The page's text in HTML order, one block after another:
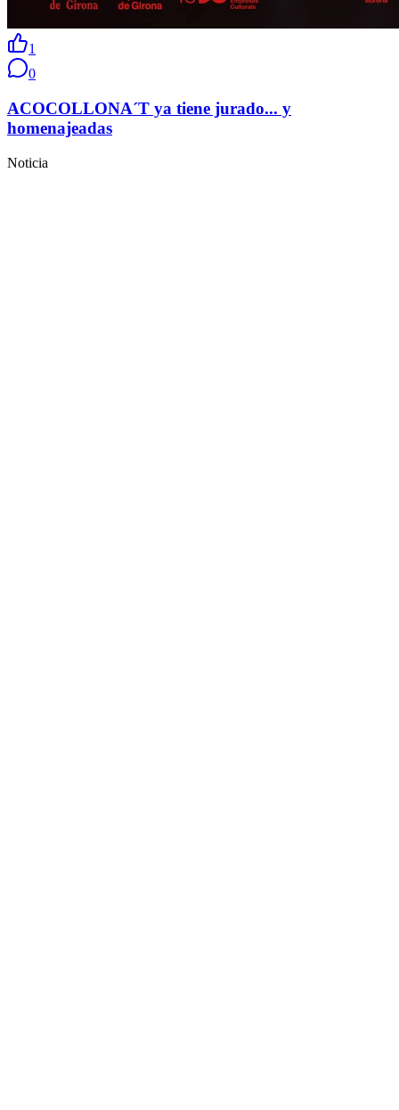
1
0
ACOCOLLONA´T ya tiene jurado... y
homenajeadas
Noticia